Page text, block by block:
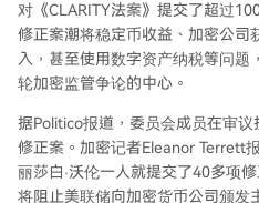
席蒂姆·斯科特等人公布的新市
斯科特称该法案旨在提供明确规
提升国家竞争力。争论焦点之一
款，法案拟禁止对闲置稳定币余
励，但允许基于交易的奖励。银
国银行家协会等机构要求收紧
规避对支付稳定币付息的禁令。 此外，法案将数
字商品交易所、经纪商等纳入《
对《CLARITY法案》提交了超过
修正案潮将稳定币收益、加密公司
入，甚至使用数字资产纳税等问题
轮加密监管争论的中心。
据Politico报道，委员会成员在审议
修正案。加密记者Eleanor Terrett
丽莎白·沃伦一人就提交了40多项
将阻止美联储向加密货币公司颁发